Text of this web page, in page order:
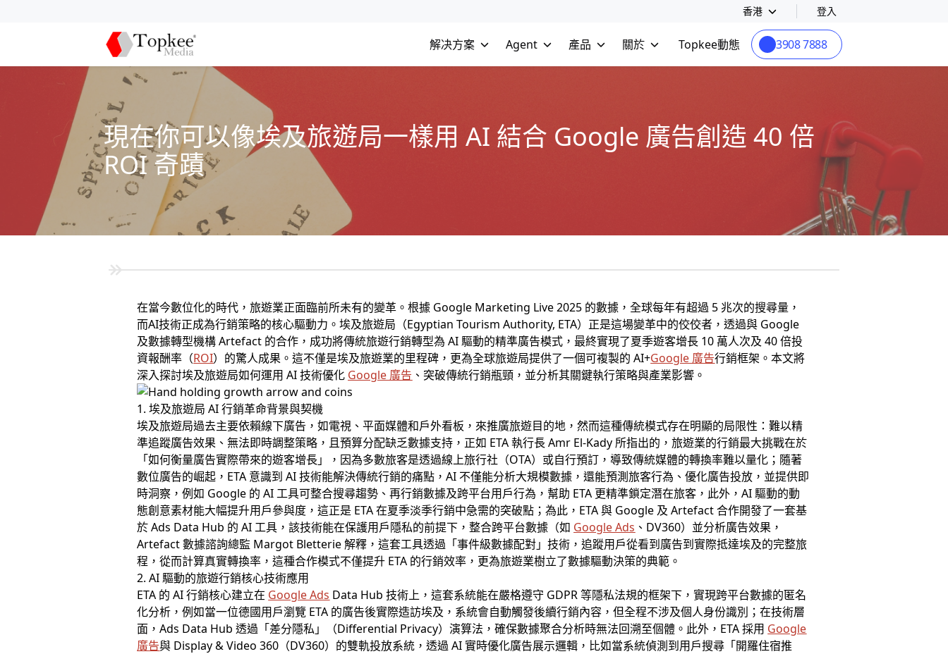
香港 登入
解决方案 Agent 產品 關於 Topkee動態 3908 7888
現在你可以像埃及旅遊局一樣用 AI 結合 Google 廣告創造 40 倍
ROI 奇蹟
在當今數位化的時代，旅遊業正面臨前所未有的變革。根據 Google Marketing Live 2025 的數據，全球每年有超過 5 兆次的搜尋量，
而AI技術正成為行銷策略的核心驅動力。埃及旅遊局（Egyptian Tourism Authority, ETA）正是這場變革中的佼佼者，透過與 Google
及數據轉型機構 Artefact 的合作，成功將傳統旅遊行銷轉型為 AI 驅動的精準廣告模式，最終實現了夏季遊客增長 10 萬人次及 40 倍投
資報酬率（ROI）的驚人成果。這不僅是埃及旅遊業的里程碑，更為全球旅遊局提供了一個可複製的 AI+Google 廣告行銷框架。本文將
深入探討埃及旅遊局如何運用 AI 技術優化 Google 廣告 、突破傳統行銷瓶頸，並分析其關鍵執行策略與產業影響。
1. 埃及旅遊局 AI 行銷革命背景與契機
埃及旅遊局過去主要依賴線下廣告，如電視、平面媒體和戶外看板，來推廣旅遊目的地，然而這種傳統模式存在明顯的局限性：難以精
準追蹤廣告效果、無法即時調整策略，且預算分配缺乏數據支持，正如 ETA 執行長 Amr El-Kady 所指出的，旅遊業的行銷最大挑戰在於
「如何衡量廣告實際帶來的遊客增長」，因為多數旅客是透過線上旅行社（OTA）或自行預訂，導致傳統媒體的轉換率難以量化；隨著
數位廣告的崛起，ETA 意識到 AI 技術能解決傳統行銷的痛點，AI 不僅能分析大規模數據，還能預測旅客行為、優化廣告投放，並提供即
時洞察，例如 Google 的 AI 工具可整合搜尋趨勢、再行銷數據及跨平台用戶行為，幫助 ETA 更精準鎖定潛在旅客，此外，AI 驅動的動
態創意素材能大幅提升用戶參與度，這正是 ETA 在夏季淡季行銷中急需的突破點；為此，ETA 與 Google 及 Artefact 合作開發了一套基
於 Ads Data Hub 的 AI 工具，該技術能在保護用戶隱私的前提下，整合跨平台數據（如 Google Ads 、DV360）並分析廣告效果，
Artefact 數據諮詢總監 Margot Bletterie 解釋，這套工具透過「事件級數據配對」技術，追蹤用戶從看到廣告到實際抵達埃及的完整旅
程，從而計算真實轉換率，這種合作模式不僅提升 ETA 的行銷效率，更為旅遊業樹立了數據驅動決策的典範。
2. AI 驅動的旅遊行銷核心技術應用
ETA 的 AI 行銷核心建立在 Google Ads Data Hub 技術上，這套系統能在嚴格遵守 GDPR 等隱私法規的框架下，實現跨平台數據的匿名
化分析，例如當一位德國用戶瀏覽 ETA 的廣告後實際造訪埃及，系統會自動觸發後續行銷內容，但全程不涉及個人身份識別；在技術層
面，Ads Data Hub 透過「差分隱私」（Differential Privacy）演算法，確保數據聚合分析時無法回溯至個體。此外，ETA 採用 Google
廣告與 Display & Video 360（DV360）的雙軌投放系統，透過 AI 實時優化廣告展示邏輯，比如當系統偵測到用戶搜尋「開羅住宿推